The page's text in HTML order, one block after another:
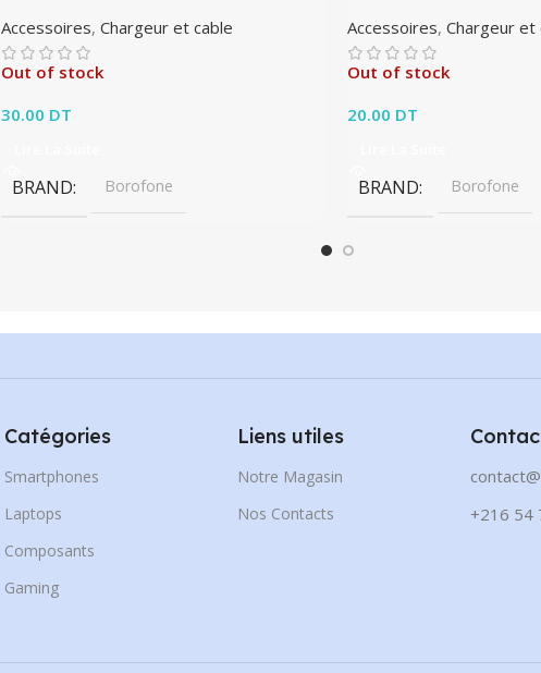
Accessoires,Chargeur et cable
Out of stock
30.00 DT
BRAND Borofone
Accessoires,Chargeur et
Out of stock
20.00 DT
BRAND Borofone
Catégories
Smartphones
Laptops
Composants
Gaming
Liens utiles
Notre Magasin
Nos Contacts
+216 54